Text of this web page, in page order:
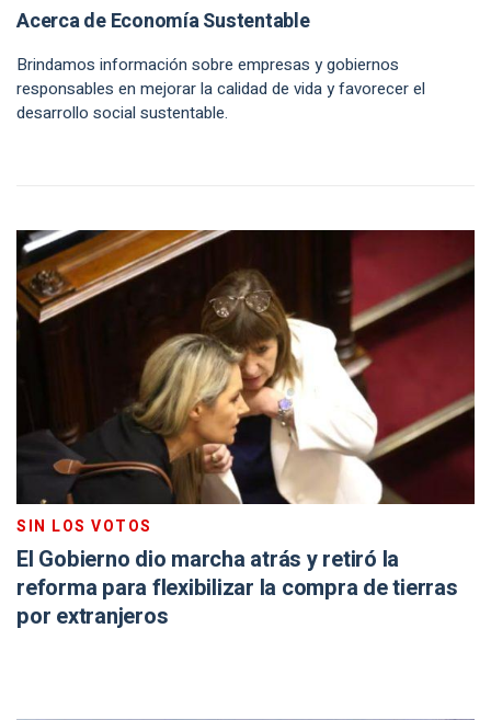
Acerca de Economía Sustentable
Brindamos información sobre empresas y gobiernos
responsables en mejorar la calidad de vida y favorecer el
desarrollo social sustentable.
SIN LOS VOTOS
El Gobierno dio marcha atrás y retiró la
reforma para flexibilizar la compra de tierras
por extranjeros